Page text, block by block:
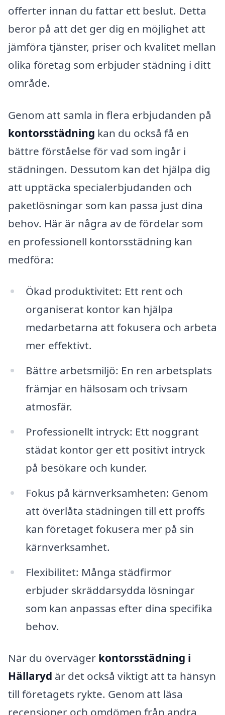
offerter innan du fattar ett beslut. Detta
beror på att det ger dig en möjlighet att
jämföra tjänster, priser och kvalitet mellan
olika företag som erbjuder städning i ditt
område.
Genom att samla in flera erbjudanden på
kontorsstädning kan du också få en
bättre förståelse för vad som ingår i
städningen. Dessutom kan det hjälpa dig
att upptäcka specialerbjudanden och
paketlösningar som kan passa just dina
behov. Här är några av de fördelar som
en professionell kontorsstädning kan
medföra:
Ökad produktivitet: Ett rent och
organiserat kontor kan hjälpa
medarbetarna att fokusera och arbeta
mer effektivt.
Bättre arbetsmiljö: En ren arbetsplats
främjar en hälsosam och trivsam
atmosfär.
Professionellt intryck: Ett noggrant
städat kontor ger ett positivt intryck
på besökare och kunder.
Fokus på kärnverksamheten: Genom
att överlåta städningen till ett proffs
kan företaget fokusera mer på sin
kärnverksamhet.
Flexibilitet: Många städfirmor
erbjuder skräddarsydda lösningar
som kan anpassas efter dina specifika
behov.
När du överväger kontorsstädning i
Hällaryd är det också viktigt att ta hänsyn
till företagets rykte. Genom att läsa